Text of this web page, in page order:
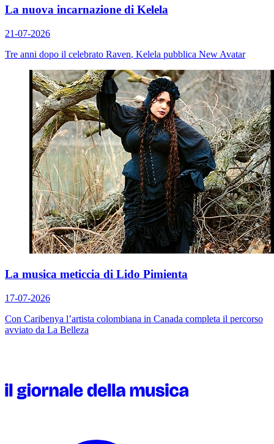
La nuova incarnazione di Kelela
21-07-2026
Tre anni dopo il celebrato Raven, Kelela pubblica New Avatar
La musica meticcia di Lido Pimienta
17-07-2026
Con Caribenya l’artista colombiana in Canada completa il percorso
avviato da La Belleza